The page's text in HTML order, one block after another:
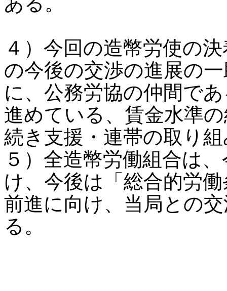
４）今回の造幣労使の
の今後の交渉の進展の
に、公務労協の仲間で
進めている、賃金水準
続き支援・連帯の取り
５）全造幣労働組合は
け、今後は「総合的労
前進に向け、当局との
る。